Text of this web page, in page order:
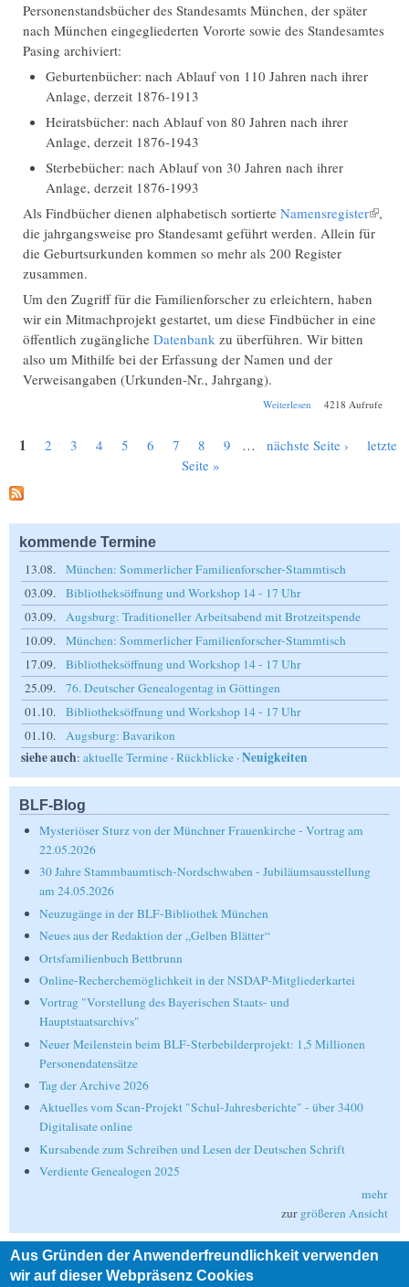
Personenstandsbücher des Standesamts München, der später
nach München eingegliederten Vororte sowie des Standesamtes
Pasing archiviert:
Geburtenbücher: nach Ablauf von 110 Jahren nach ihrer
Anlage, derzeit 1876-1913
Heiratsbücher: nach Ablauf von 80 Jahren nach ihrer
Anlage, derzeit 1876-1943
Sterbebücher: nach Ablauf von 30 Jahren nach ihrer
Anlage, derzeit 1876-1993
Als Findbücher dienen alphabetisch sortierte Namensregister(Link
ist
,
die jahrgangsweise pro Standesamt geführt werden. Allein für
die Geburtsurkunden kommen so mehr als 200 Register
zusammen.
Um den Zugriff für die Familienforscher zu erleichtern, haben
wir ein Mitmachprojekt gestartet, um diese Findbücher in eine
öffentlich zugängliche Datenbank zu überführen. Wir bitten
also um Mithilfe bei der Erfassung der Namen und der
Verweisangaben (Urkunden-Nr., Jahrgang).
Weiterlesen über4218 Aufrufe
1 2 3 4 5 6 7 8 9 … nächste Seite ›
letzte
Seite »
kommende Termine
13.08.
München: Sommerlicher Familienforscher-Stammtisch
03.09.
Bibliotheksöffnung und Workshop 14 - 17 Uhr
03.09.
Augsburg: Traditioneller Arbeitsabend mit Brotzeitspende
10.09.
München: Sommerlicher Familienforscher-Stammtisch
17.09.
Bibliotheksöffnung und Workshop 14 - 17 Uhr
25.09.
76. Deutscher Genealogentag in Göttingen
01.10.
Bibliotheksöffnung und Workshop 14 - 17 Uhr
01.10.
Augsburg: Bavarikon
siehe auch: aktuelle Termine ·Rückblicke ·Neuigkeiten
BLF-Blog
Mysteriöser Sturz von der Münchner Frauenkirche - Vortrag am
22.05.2026
30 Jahre Stammbaumtisch-Nordschwaben - Jubiläumsausstellung
am 24.05.2026
Neuzugänge in der BLF-Bibliothek München
Neues aus der Redaktion der „Gelben Blätter“
Ortsfamilienbuch Bettbrunn
Online-Recherchemöglichkeit in der NSDAP-Mitgliederkartei
Vortrag "Vorstellung des Bayerischen Staats- und
Hauptstaatsarchivs"
Neuer Meilenstein beim BLF-Sterbebilderprojekt: 1,5 Millionen
Personendatensätze
Tag der Archive 2026
Aktuelles vom Scan-Projekt "Schul-Jahresberichte" - über 3400
Digitalisate online
Kursabende zum Schreiben und Lesen der Deutschen Schrift
Verdiente Genealogen 2025
mehr
zur größeren Ansicht
Suche
Aus Gründen der Anwenderfreundlichkeit verwenden
wir auf dieser Webpräsenz Cookies